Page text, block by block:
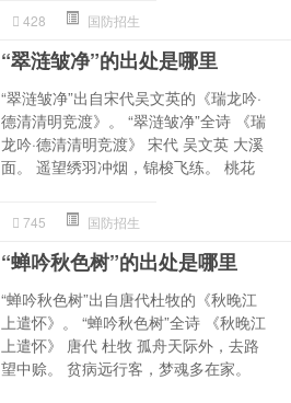
428 国防招生
“翠涟皱净”的出处是哪里
“翠涟皱净”出自宋代吴文英的《瑞龙吟·
德清清明竞渡》。 “翠涟皱净”全诗 《瑞
龙吟·德清清明竞渡》 宋代 吴文英 大溪
面。 遥望绣羽冲烟，锦梭飞练。 桃花
745 国防招生
“蝉吟秋色树”的出处是哪里
“蝉吟秋色树”出自唐代杜牧的《秋晚江
上遣怀》。 “蝉吟秋色树”全诗 《秋晚江
上遣怀》 唐代 杜牧 孤舟天际外，去路
望中赊。 贫病远行客，梦魂多在家。